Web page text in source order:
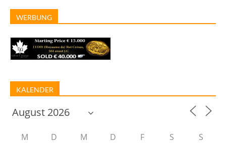
WERBUNG
KALENDER
M D M D F S S